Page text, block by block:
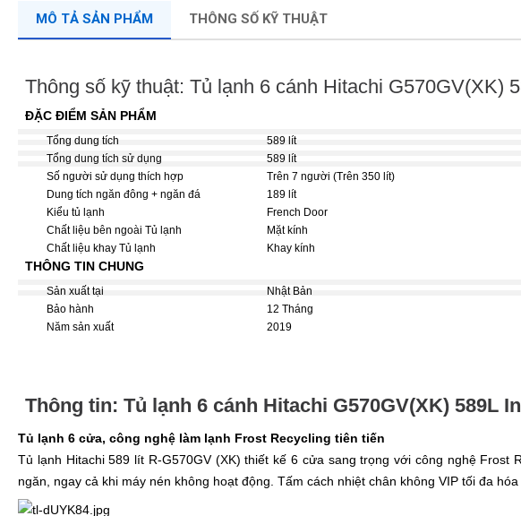
MÔ TẢ SẢN PHẨM THÔNG SỐ KỸ THUẬT
Thông số kỹ thuật: Tủ lạnh 6 cánh Hitachi G570GV(XK)
ĐẶC ĐIỂM SẢN PHẨM
Tổng dung tích
589 lít
Tổng dung tích sử dụng
589 lít
Số người sử dụng thích hợp
Trên 7 người (Trên 350 lít)
Dung tích ngăn đông + ngăn đá
189 lít
Kiểu tủ lạnh
French Door
Chất liệu bên ngoài Tủ lạnh
Mặt kính
Chất liệu khay Tủ lạnh
Khay kính
THÔNG TIN CHUNG
Sản xuất tại
Nhật Bản
Bảo hành
12 Tháng
Năm sản xuất
2019
Thông tin: Tủ lạnh 6 cánh Hitachi G570GV(XK) 589L
Tủ lạnh 6 cửa, công nghệ làm lạnh Frost Recycling tiên tiến
Tủ lạnh Hitachi 589 lít R-G570GV (XK) thiết kế 6 cửa sang trọng với công nghệ
ngăn, ngay cả khi máy nén không hoạt động. Tấm cách nhiệt chân không VIP tối đa